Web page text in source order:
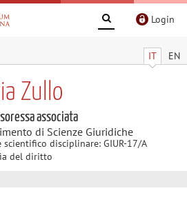
Login
IT EN
Zullo
associata
di Scienze Giuridiche
scientifico disciplinare: GIUR-17/A
del diritto